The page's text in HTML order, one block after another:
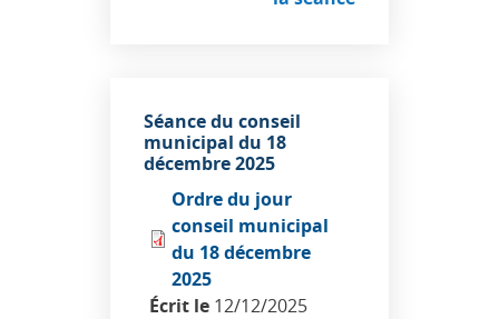
Séance du conseil
municipal du 18
décembre 2025
Ordre du jour
conseil municipal
du 18 décembre
2025
Écrit le 12/12/2025